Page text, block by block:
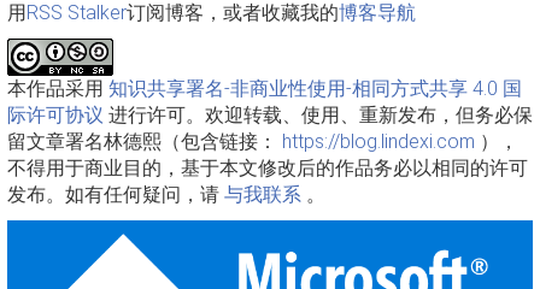
用RSS Stalker订阅博客，或者收藏我的博客导航
本作品采用 知识共享署名-非商业性使用-相同方式共享 4.0 国
际许可协议 进行许可。欢迎转载、使用、重新发布，但务必保
留文章署名林德熙（包含链接： https://blog.lindexi.com ），
不得用于商业目的，基于本文修改后的作品务必以相同的许可
发布。如有任何疑问，请 与我联系 。